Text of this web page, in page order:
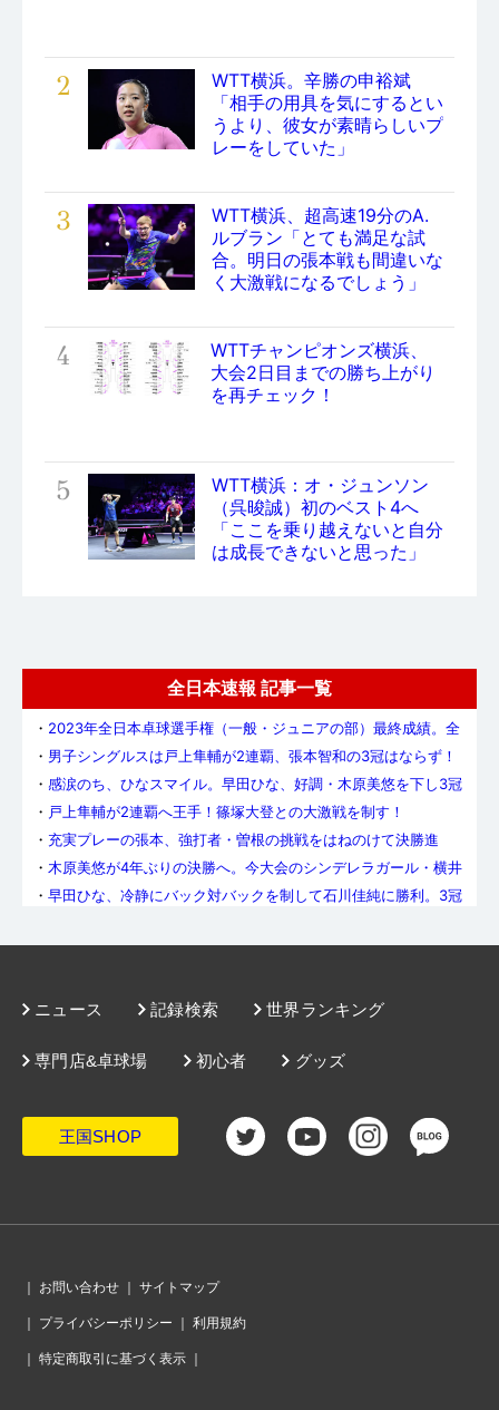
2
WTT横浜。辛勝の申裕斌
「相手の用具を気にするとい
うより、彼女が素晴らしいプ
レーをしていた」
3
WTT横浜、超高速19分のA.
ルブラン「とても満足な試
合。明日の張本戦も間違いな
く大激戦になるでしょう」
4
WTTチャンピオンズ横浜、
大会2日目までの勝ち上がり
を再チェック！
5
WTT横浜：オ・ジュンソン
（呉晙誠）初のベスト4へ
「ここを乗り越えないと自分
は成長できないと思った」
全日本速報 記事一覧
・ 2023年全日本卓球選手権（一般・ジュニアの部）最終成績。全
・ 男子シングルスは戸上隼輔が2連覇、張本智和の3冠はならず！
・ 感涙のち、ひなスマイル。早田ひな、好調・木原美悠を下し3冠
・ 戸上隼輔が2連覇へ王手！篠塚大登との大激戦を制す！
・ 充実プレーの張本、強打者・曽根の挑戦をはねのけて決勝進
・ 木原美悠が4年ぶりの決勝へ。今大会のシンデレラガール・横井
・ 早田ひな、冷静にバック対バックを制して石川佳純に勝利。3冠
・昨年の悔しさ晴らすVに熱い抱擁。張本／森薗が男子ダブルス初
・ 男子複準決勝、張本／森薗が激戦を制す。及川／松島、女子は
伊藤／早田と成本／井が決勝へ
りを果たす
・篠塚大登と張本智和が4強入り！篠塚は激しいラリー戦を制す
・新進気鋭の横井咲桜、準決勝進出を果たす
早田ひなと横井咲桜も4強入り。早田は得意の飛びつきでストレ
・宇田幸矢が好調の上村慶哉を破り準々決勝進出を決める！
・男子6回戦屈指の好ゲーム、篠塚大登が吉村真晴を破る！
女子シングルス6回戦の全結果。平野美宇は大藤との激戦を制す
下す！
・横井咲桜、会心のプレーで伊藤美誠を正面から撃破。連覇狙っ
ニュース 記録検索 世界ランキング
グッズ
専門店&卓球場 初心者
王国SHOP
｜ お問い合わせ ｜ サイトマップ
｜ プライバシーポリシー ｜ 利用規約
｜ 特定商取引に基づく表示 ｜